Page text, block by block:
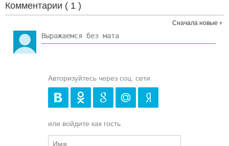
Комментарии ( 1 )
Сначала новые
Авторизуйтесь через соц. сети
или войдите как гость